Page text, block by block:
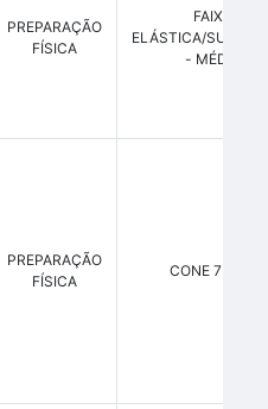
PREPARAÇÃO
FÍSICA
FAIXA
ELÁSTICA/
- MÉDIO
PREPARAÇÃO
FÍSICA
CONE 75 CM